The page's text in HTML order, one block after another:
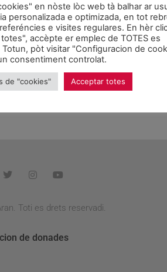
les damb veïcul particular.
entara populacion en generau
de 2006, eth Bus nocturn, que
Toti es drets reservadi.
de donades
en nòste lòc web tà balhar ar
personalizada e optimizada, en tot
e visites regulares. En hèr
accèpte er emplec de TOTES es
Totun, pòt visitar "Configuracion de
consentiment controlat.
de "cookies" Acceptar totes